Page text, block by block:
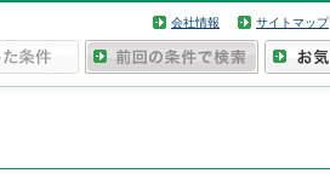
会社情報 サイトマップ